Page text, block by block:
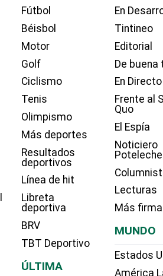
Fútbol
Béisbol
Motor
Golf
Ciclismo
Tenis
Olimpismo
Más deportes
Resultados
deportivos
Línea de hit
Libreta
deportiva
BRV
TBT Deportivo
ÚLTIMA
En
Tintineo
Editorial
De buena
En Directo
Frente al
Quo
El Espía
Noticiero
Poteleche
Lecturas
Más
MUNDO
Estados
América